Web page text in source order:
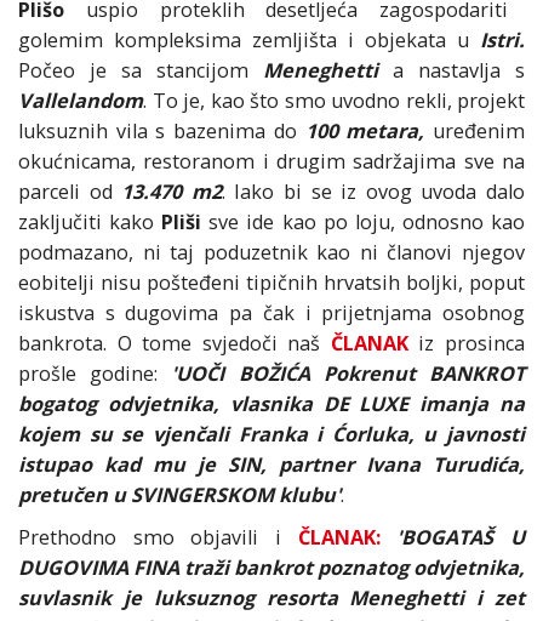
Plišo uspio proteklih desetljeća zagospodariti
golemim kompleksima zemljišta i objekata u Istri.
Počeo je sa stancijom Meneghetti a nastavlja s
Vallelandom. To je, kao što smo uvodno rekli, projekt
luksuznih vila s bazenima do 100 metara, uređenim
okućnicama, restoranom i drugim sadržajima sve na
parceli od 13.470 m2. Iako bi se iz ovog uvoda dalo
zaključiti kako Pliši sve ide kao po loju, odnosno kao
podmazano, ni taj poduzetnik kao ni članovi njegov
eobitelji nisu pošteđeni tipičnih hrvatsih boljki, poput
iskustva s dugovima pa čak i prijetnjama osobnog
bankrota. O tome svjedoči naš ČLANAKiz prosinca
prošle godine:
'UOČI BOŽIĆA Pokrenut BANKROT
bogatog odvjetnika, vlasnika DE LUXE imanja na
kojem su se vjenčali Franka i Ćorluka, u javnosti
istupao kad mu je SIN, partner Ivana Turudića,
pretučen u SVINGERSKOM klubu'.
Prethodno smo objavili i ČLANAK:
'BOGATAŠ U
DUGOVIMA FINA traži bankrot poznatog odvjetnika,
suvlasnik je luksuznog resorta Meneghetti i zet